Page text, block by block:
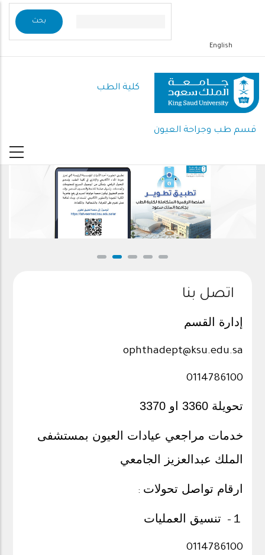
English
كلية الطب
قسم طب وجراحة العيون
اتصل بنا
إدارة القسم
ophthadept@ksu.edu.sa
0114786100
تحويلة 3360 او 3370
خدمات مراجعي عيادات العيون بمستشفى
الملك عبدالعزيز الجامعي
ارقام تواصل تحولات :
１
- تنسيق العمليات
0114786100